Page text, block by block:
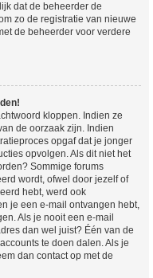
dat de beheerder de
zo de registratie van nieuwe
de beheerder voor verdere
kloppen. Indien ze
de oorzaak zijn. Indien
opgaf dat je jonger
opvolgen. Als dit niet het
Sommige forums
wordt, ofwel door jezelf of
hebt, werd ook
je een e-mail ontvangen hebt,
Als je nooit een e-mail
dan wel juist? Één van de
te doen dalen. Als je
dan contact op met de